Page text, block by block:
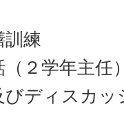
訓練
２学年主任
びディスカッ